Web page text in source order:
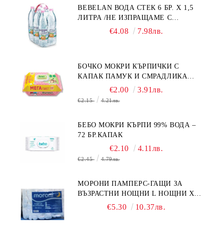
BEBELAN ВОДА СТЕК 6 БР. Х 1,5
ЛИТРА /НЕ ИЗПРАЩАМЕ С
€4.08 7.98лв.
БОЧКО МОКРИ КЪРПИЧКИ С
КАПАК ПАМУК И СМРАДЛИКА
€2.00 3.91лв.
€2.15 4.21лв.
БЕБО МОКРИ КЪРПИ 99% ВОДА –
72 БР.КАПАК
€2.10 4.11лв.
€2.45 4.79лв.
МОРОНИ ПАМПЕРС-ГАЩИ ЗА
ВЪЗРАСТНИ НОЩНИ L НОЩНИ X
€5.30 10.37лв.